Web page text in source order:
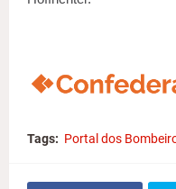
Tags: Portal dos